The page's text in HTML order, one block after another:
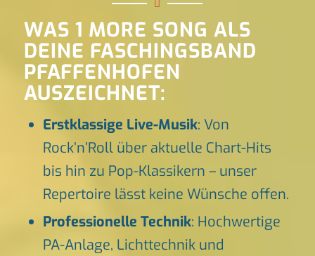
WAS 1 MORE SONG ALS
DEINE FASCHINGSBAND
PFAFFENHOFEN
AUSZEICHNET:
Erstklassige Live-Musik: Von
Rock’n’Roll über aktuelle Chart-Hits
bis hin zu Pop-Klassikern – unser
Repertoire lässt keine Wünsche offen.
Professionelle Technik: Hochwertige
PA-Anlage, Lichttechnik und